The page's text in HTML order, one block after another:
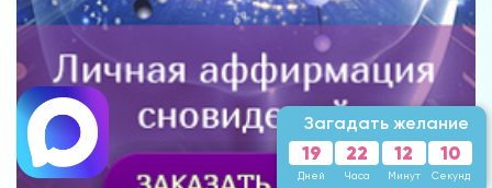
Загадать желание
19
Дней
22
Часа
12
Минут
08
Секунд